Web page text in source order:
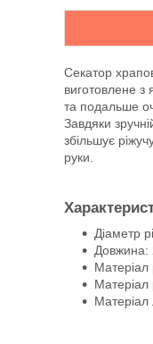
Секатор
виготовлене з
та подальше
Завдяки
збільшує
руки.
Діаметр
Матеріал
Матеріал
Матеріал